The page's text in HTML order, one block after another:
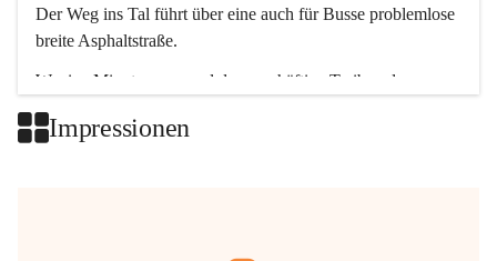
Der Weg ins Tal führt über eine auch für Busse problemlose
breite Asphaltstraße.
Wenige Minuten nur, und das geschäftige Treiben der
Impressionen